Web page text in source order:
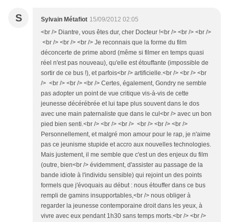
S Sylvain Métafiot 15/09/2012 02:05
<br /> Diantre, vous êtes dur, cher Docteur !<br /> <br /> <br />
<br /> <br /> <br /> Je reconnais que la forme du film
déconcerte de prime abord (même si filmer en temps quasi
réel n'est pas nouveau), qu'elle est étouffante (impossible de
sortir de ce bus !), et parfois<br /> artificielle.<br /> <br /> <br
/> <br /> <br /> <br /> Certes, également, Gondry ne semble
pas adopter un point de vue critique vis-à-vis de cette
jeunesse décérébrée et lui tape plus souvent dans le dos
avec une main paternaliste que dans le cul<br /> avec un bon
pied bien senti.<br /> <br /> <br /> <br /> <br /> <br />
Personnellement, et malgré mon amour pour le rap, je n'aime
pas ce jeunisme stupide et accro aux nouvelles technologies.
Mais justement, il me semble que c'est un des enjeux du film
(outre, bien<br /> évidemment, d'assister au passage de la
bande idiote à l'individu sensible) qui rejoint un des points
formels que j'évoquais au début : nous étouffer dans ce bus
rempli de gamins insupportables,<br /> nous obliger à
regarder la jeunesse contemporaine droit dans les yeux, à
vivre avec eux pendant 1h30 sans temps morts.<br /> <br />